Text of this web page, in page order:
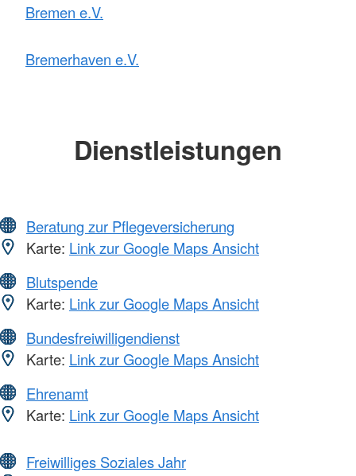
Bremen e.V.
Bremerhaven e.V.
Dienstleistungen
Beratung zur Pflegeversicherung
Karte: Link zur Google Maps Ansicht
Blutspende
Karte: Link zur Google Maps Ansicht
Bundesfreiwilligendienst
Karte: Link zur Google Maps Ansicht
Ehrenamt
Karte: Link zur Google Maps Ansicht
Freiwilliges Soziales Jahr